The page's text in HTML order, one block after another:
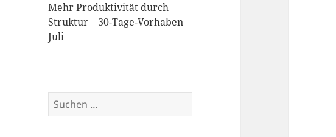
Mehr Produktivität durch
Struktur – 30-Tage-Vorhaben
Juli
Suchen
nach: